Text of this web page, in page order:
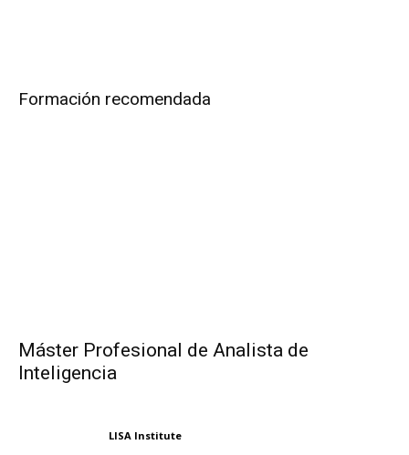
Formación recomendada
Máster Profesional de Analista de
Inteligencia
LISA Institute